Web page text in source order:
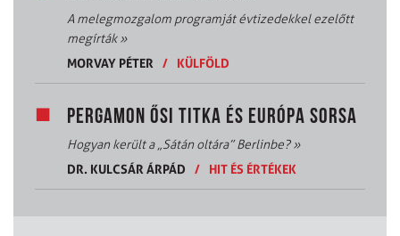
A melegmozgalom programját évtizedekkel ezelőtt
megírták»
MORVAY PÉTER
/ KÜLFÖLD
PERGAMON ŐSI TITKA ÉS EURÓPA SORSA
Hogyan került a „Sátán oltára” Berlinbe?»
DR. KULCSÁR ÁRPÁD
/ HIT ÉS ÉRTÉKEK